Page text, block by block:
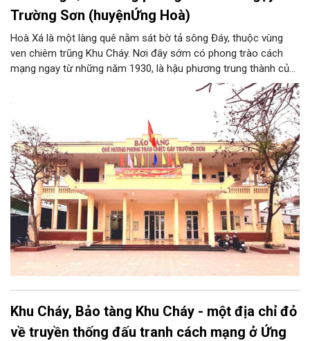
Trường Sơn (huyệnỨng Hoà)
Hoà Xá là một làng quê nằm sát bờ tả sông Đáy, thuộc vùng
ven chiêm trũng Khu Cháy. Nơi đây sớm có phong trào cách
mạng ngay từ những năm 1930, là hậu phương trung thành của
cuộc kháng chiến chống Pháp. Trong công cuộc kháng chiến
chống Mỹ cứu nước, Hòa Xá được xem là quê hương của
phong trào động viên thanh niên lên đường “xẻ dọc Trường Sơn
đi cứu nước” và câu chuyện huyền thoại “chiếc gậy Trường
Sơn”.
Khu Cháy, Bảo tàng Khu Cháy - một địa chỉ đỏ
về truyền thống đấu tranh cách mạng ở Ứng